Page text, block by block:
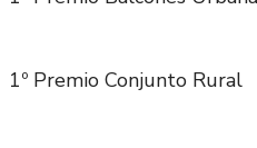
1º Premio Conjunto Rural